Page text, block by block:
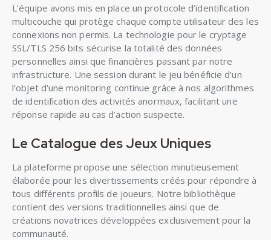
L’équipe avons mis en place un protocole d’identification
multicouche qui protège chaque compte utilisateur des les
connexions non permis. La technologie pour le cryptage
SSL/TLS 256 bits sécurise la totalité des données
personnelles ainsi que financières passant par notre
infrastructure. Une session durant le jeu bénéficie d’un
l’objet d’une monitoring continue grâce à nos algorithmes
de identification des activités anormaux, facilitant une
réponse rapide au cas d’action suspecte.
Le Catalogue des Jeux Uniques
La plateforme propose une sélection minutieusement
élaborée pour les divertissements créés pour répondre à
tous différents profils de joueurs. Notre bibliothèque
contient des versions traditionnelles ainsi que de
créations novatrices développées exclusivement pour la
communauté.